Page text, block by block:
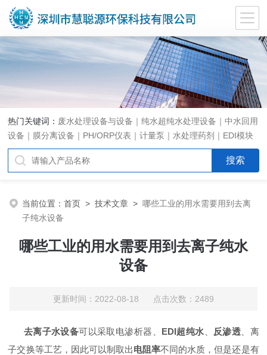
热门关键词： 废水处理设备与设备｜纯水超纯水处理设备｜中水回用
设备｜膜分离设备｜PH/ORP仪表｜计量泵｜水处理药剂｜EDI模块
代理｜EDI模块维修
当前位置：首页 >技术文章 >哪些工业的用水需要用到去离
子纯水设备
哪些工业的用水需要用到去离子纯水
设备
更新时间：2022-08-18 点击次数：2489
去离子水设备可以采取电渗析器、 EDI超纯水 反渗透 、离
子交换等工艺，因此可以制取出电阻率不同的水质，但是还是有